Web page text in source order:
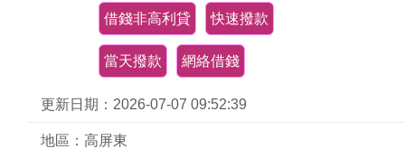
借錢非高利貸 快速撥款
當天撥款 網絡借錢
更新日期：2026-07-07 09:52:39
地區：高屏東